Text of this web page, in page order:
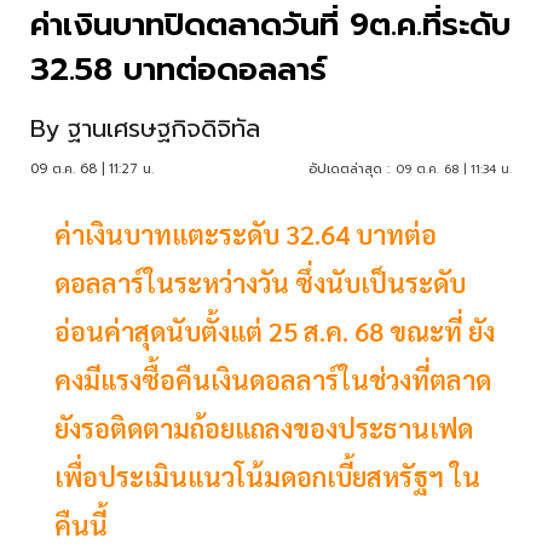
ค่าเงินบาทปิดตลาดวันที่ 9ต.ค.ที่ระดับ
32.58 บาทต่อดอลลาร์
By ฐานเศรษฐกิจดิจิทัล
09 ต.ค. 68 | 11:27 น. อัปเดตล่าสุด : 09 ต.ค. 68 | 11:34 น.
ค่าเงินบาทแตะระดับ 32.64 บาทต่อ
ดอลลาร์ในระหว่างวัน ซึ่งนับเป็นระดับ
อ่อนค่าสุดนับตั้งแต่ 25 ส.ค. 68 ขณะที่ ยัง
คงมีแรงซื้อคืนเงินดอลลาร์ในช่วงที่ตลาด
ยังรอติดตามถ้อยแถลงของประธานเฟด
เพื่อประเมินแนวโน้มดอกเบี้ยสหรัฐฯ ใน
คืนนี้